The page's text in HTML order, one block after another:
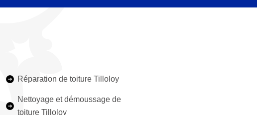
Réparation de toiture Tilloloy
Nettoyage et démoussage de
toiture Tilloloy